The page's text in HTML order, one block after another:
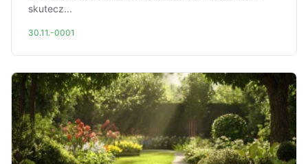
skutecz...
30.11.-0001